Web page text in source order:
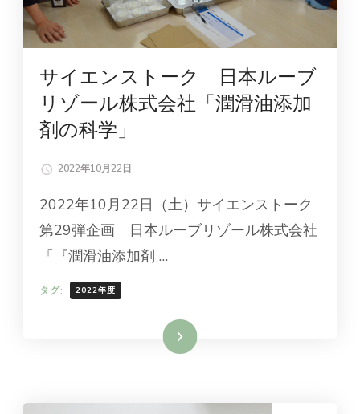
サイエンストーク 日本ルーブ
リゾール株式会社「潤滑油添加
剤の科学」
2022年10月22日
2022年10月22日（土）サイエンストーク
第29弾企画 日本ルーブリゾール株式会社
「『潤滑油添加剤 …
タグ: 2022年度
続きを読む